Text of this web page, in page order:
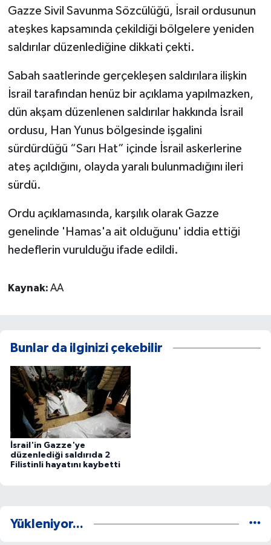
Gazze Sivil Savunma Sözcülüğü, İsrail ordusunun
ateşkes kapsamında çekildiği bölgelere yeniden
saldırılar düzenlediğine dikkati çekti.
Sabah saatlerinde gerçekleşen saldırılara ilişkin
İsrail tarafından henüz bir açıklama yapılmazken,
dün akşam düzenlenen saldırılar hakkında İsrail
ordusu, Han Yunus bölgesinde işgalini
sürdürdüğü “Sarı Hat” içinde İsrail askerlerine
ateş açıldığını, olayda yaralı bulunmadığını ileri
sürdü.
Ordu açıklamasında, karşılık olarak Gazze
genelinde 'Hamas'a ait olduğunu' iddia ettiği
hedeflerin vurulduğu ifade edildi.
Kaynak: AA
Bunlar da ilginizi çekebilir
İsrail'in Gazze'ye
düzenlediği saldırıda 2
Filistinli hayatını kaybetti
Yükleniyor...